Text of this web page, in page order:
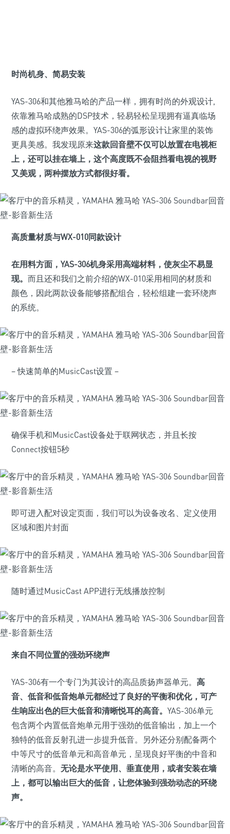
时尚机身、简易安装
YAS-306和其他雅马哈的产品一样，拥有时尚的外观设计,
依靠雅马哈成熟的DSP技术，轻易轻松呈现拥有逼真临场
感的虚拟环绕声效果。YAS-306的弧形设计让家里的装饰
更具美感。我发现原来这款回音壁不仅可以放置在电视柜
上，还可以挂在墙上，这个高度既不会阻挡看电视的视野
又美观，两种摆放方式都很好看。
高质量材质与WX-010同款设计
在用料方面，YAS-306机身采用高端材料，使灰尘不易显
现。 而且还和我们之前介绍的WX-010采用相同的材质和
颜色，因此两款设备能够搭配组合，轻松组建一套环绕声
的系统。
– 快速简单的MusicCast设置 –
确保手机和MusicCast设备处于联网状态，并且长按
Connect按钮5秒
即可进入配对设定页面，我们可以为设备改名、定义使用
区域和图片封面
随时通过MusicCast APP进行无线播放控制
来自不同位置的强劲环绕声
YAS-306有一个专门为其设计的高品质扬声器单元。 高
音、低音和低音炮单元都经过了良好的平衡和优化，可产
生响应出色的巨大低音和清晰悦耳的高音。 YAS-306单元
包含两个内置低音炮单元用于强劲的低音输出，加上一个
独特的低音反射孔进一步提升低音。另外还分别配备两个
中等尺寸的低音单元和高音单元，呈现良好平衡的中音和
清晰的高音。 无论是水平使用、垂直使用，或者安装在墙
上，都可以输出巨大的低音，让您体验到强劲动态的环绕
声。